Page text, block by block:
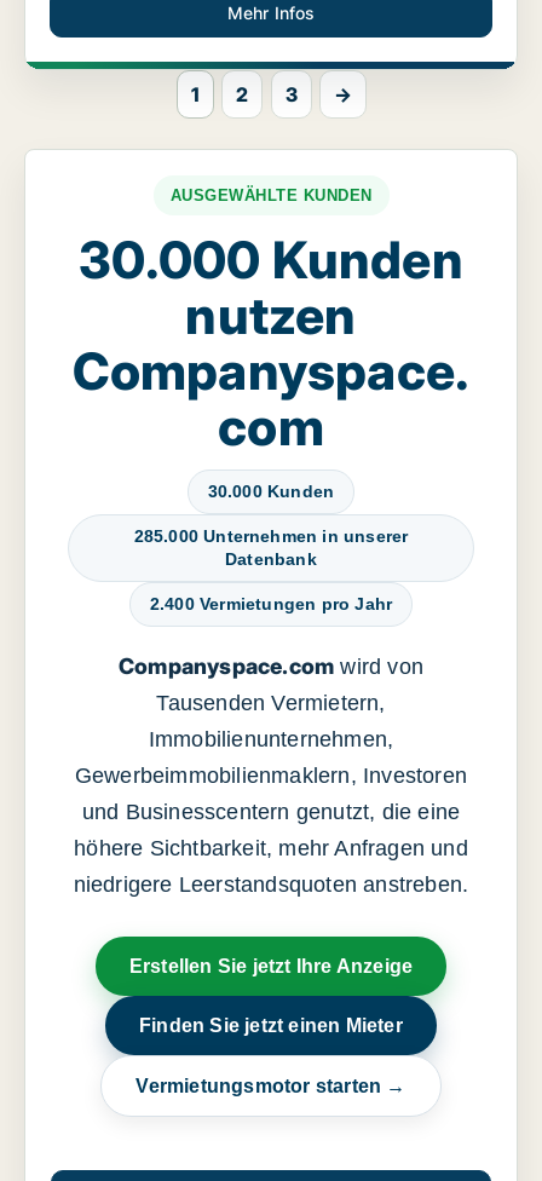
Mehr Infos
1 2 3 →
AUSGEWÄHLTE KUNDEN
30.000 Kunden
nutzen
Companyspace.
com
30.000 Kunden
285.000 Unternehmen in unserer
Datenbank
2.400 Vermietungen pro Jahr
Companyspace.com wird von
Tausenden Vermietern,
Immobilienunternehmen,
Gewerbeimmobilienmaklern, Investoren
und Businesscentern genutzt, die eine
höhere Sichtbarkeit, mehr Anfragen und
niedrigere Leerstandsquoten anstreben.
Erstellen Sie jetzt Ihre Anzeige
Finden Sie jetzt einen Mieter
Vermietungsmotor starten →